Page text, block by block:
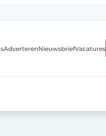
AdverterenNieuwsbriefVacatures